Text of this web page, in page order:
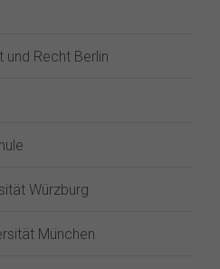
Recht Berlin
Würzburg
München